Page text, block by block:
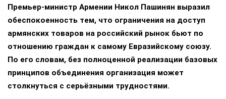
Премьер-министр Армении Никол Пашинян выразил
обеспокоенность тем, что ограничения на доступ
армянских товаров на российский рынок бьют по
отношению граждан к самому Евразийскому союзу.
По его словам, без полноценной реализации базовых
принципов объединения организация может
столкнуться с серьёзными трудностями.